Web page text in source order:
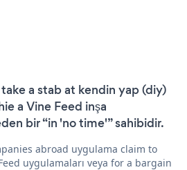
a stab at kendin yap (diy)
a Vine Feed inşa
bir “in 'no time'” sahibidir.
abroad uygulama claim to
uygulamaları veya for a bargain